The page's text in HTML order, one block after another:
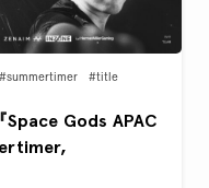
#summertimer
#title
Space Gods APAC